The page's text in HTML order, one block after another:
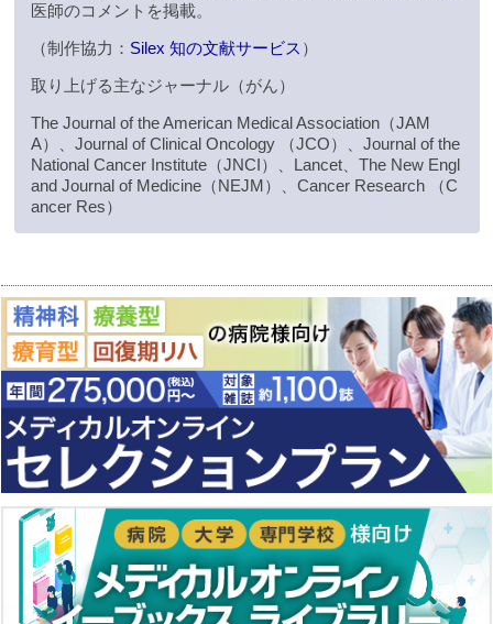
医師のコメントを掲載。
（制作協力： Silex 知の文献サービス ）
取り上げる主なジャーナル（がん）
The Journal of the American Medical Association（JAM
A）、Journal of Clinical Oncology （JCO）、Journal of the
National Cancer Institute（JNCI）、Lancet、The New Engl
and Journal of Medicine（NEJM）、Cancer Research （C
ancer Res）